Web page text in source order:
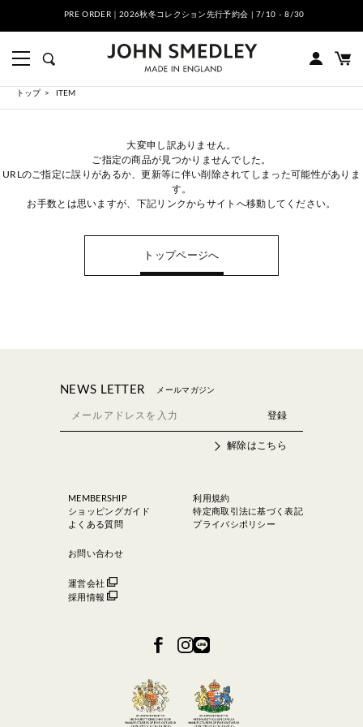
PRE ORDER｜2026秋冬コレクション先行予約会 | 7/10 - 8/30
トップ ITEM
大変申し訳ありません。
ご指定の商品が見つかりませんでした。
URLのご指定に誤りがあるか、更新等に伴い削除されてしまった可能性がありま
す。
お手数とは思いますが、下記リンクからサイトへ移動してください。
トップページへ
NEWS LETTER メールマガジン
解除はこちら
MEMBERSHIP
ショッピングガイド
よくある質問
お問い合わせ
運営会社
採用情報
利用規約
特定商取引法に基づく表記
プライバシポリシー